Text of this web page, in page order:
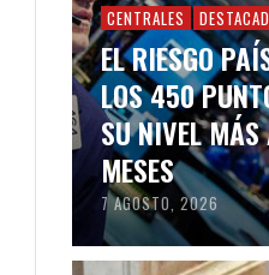
CENTRALES
EL RIESGO
LOS 450
SU NIVEL MÁS
MESES
7 AGOSTO, 2026